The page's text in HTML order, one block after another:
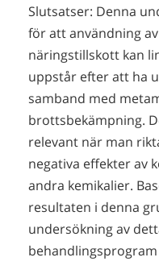
Slutsatser: Denna
för att användning
näringstillskott kan
uppstår efter att ha
samband med
brottsbekämpning.
relevant när man
negativa effekter av
andra kemikalier.
resultaten i denna
undersökning av